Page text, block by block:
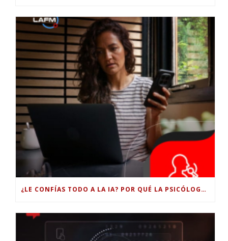
¿LE CONFÍAS TODO A LA IA? POR QUÉ LA PSICÓLOGA DICE QUE ESO PUEDE COSTARTE TUS PROPIAS HABILIDADES